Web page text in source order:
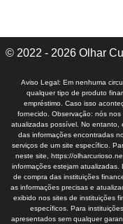
© 2022 - 2026 Olhar
Aviso Legal: Em nenhuma
qualquer tipo de produto
empréstimo. Caso isso
fornecido. Observação: nós
atualizadas possível. No entanto,
das informações encontradas
serviços de um site específico.
neste site, https://
informações estejam
de compra das instituições
as informações precisas e
exibido nos sites de instituições
específicos. Para
apresentados sem qualquer